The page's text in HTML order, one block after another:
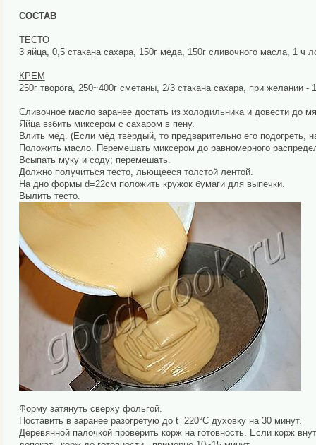
СОСТАВ
ТЕСТО
3 яйца, 0,5 стакана сахара, 150г мёда, 150г сливочного масла, 1 ч
КРЕМ
250г творога, 250~400г сметаны, 2/3 стакана сахара, при желании -
Сливочное масло заранее достать из холодильника и довести до
Яйца взбить миксером с сахаром в пену.
Влить мёд. (Если мёд твёрдый, то предварительно его подогреть,
Положить масло. Перемешать миксером до равномерного
Всыпать муку и соду; перемешать.
Должно получиться тесто, льющееся толстой лентой.
На дно формы d=22см положить кружок бумаги для выпечки.
Вылить тесто.
Форму затянуть сверху фольгой.
Поставить в заранее разогретую до t=220°C духовку на 30 минут.
Деревянной палочкой проверить корж на готовность. Если корж